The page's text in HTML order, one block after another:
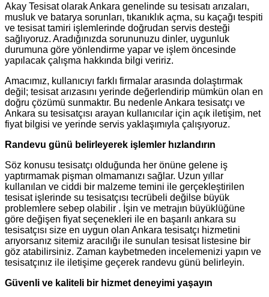
Akay Tesisat olarak Ankara genelinde su tesisatı arızaları,
musluk ve batarya sorunları, tıkanıklık açma, su kaçağı tespiti
ve tesisat tamiri işlemlerinde doğrudan servis desteği
sağlıyoruz. Aradığınızda sorununuzu dinler, uygunluk
durumuna göre yönlendirme yapar ve işlem öncesinde
yapılacak çalışma hakkında bilgi veririz.
Amacımız, kullanıcıyı farklı firmalar arasında dolaştırmak
değil; tesisat arızasını yerinde değerlendirip mümkün olan en
doğru çözümü sunmaktır. Bu nedenle Ankara tesisatçı ve
Ankara su tesisatçısı arayan kullanıcılar için açık iletişim, net
fiyat bilgisi ve yerinde servis yaklaşımıyla çalışıyoruz.
Randevu günü belirleyerek işlemler hızlandırın
Söz konusu tesisatçı olduğunda her önüne gelene iş
yaptırmamak pişman olmamanızı sağlar. Uzun yıllar
kullanılan ve ciddi bir malzeme temini ile gerçekleştirilen
tesisat işlerinde su tesisatçısı tecrübeli değilse büyük
problemlere sebep olabilir . İşin ve metrajın büyüklüğüne
göre değişen fiyat seçenekleri ile en başarılı ankara su
tesisatçısı size en uygun olan Ankara tesisatçı hizmetini
arıyorsanız sitemiz aracılığı ile sunulan tesisat listesine bir
göz atabilirsiniz. Zaman kaybetmeden incelemenizi yapın ve
tesisatçınız ile iletişime geçerek randevu günü belirleyin.
Güvenli ve kaliteli bir hizmet deneyimi yaşayın